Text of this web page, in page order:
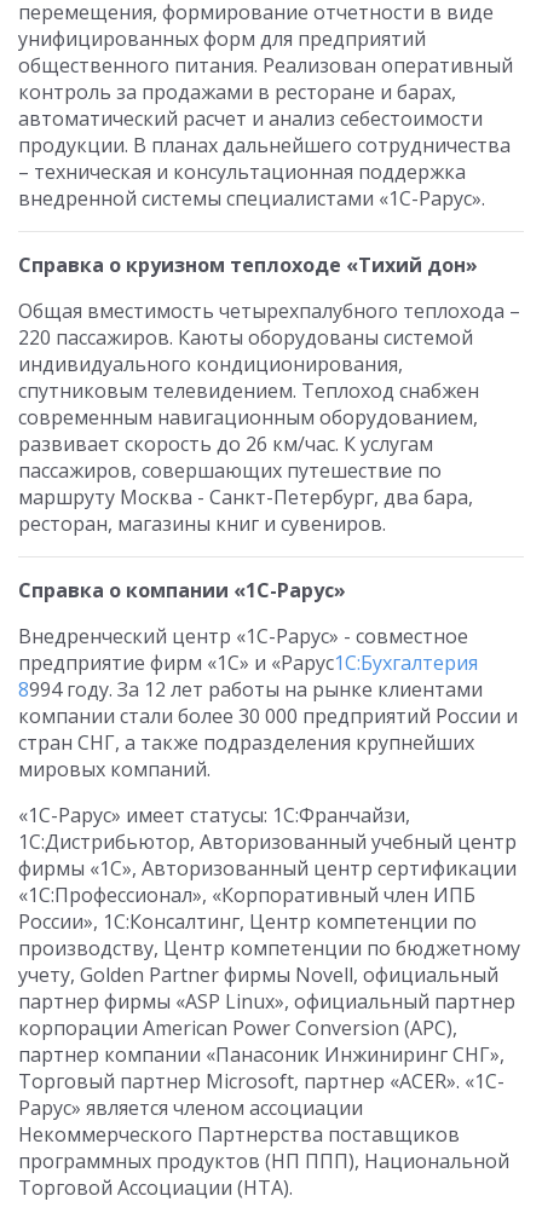
перемещения, формирование отчетности в виде
унифицированных форм для предприятий
общественного питания. Реализован оперативный
контроль за продажами в ресторане и барах,
автоматический расчет и анализ себестоимости
продукции. В планах дальнейшего сотрудничества
– техническая и консультационная поддержка
внедренной системы специалистами «1С-Рарус».
Справка о круизном теплоходе «Тихий дон»
Общая вместимость четырехпалубного теплохода –
220 пассажиров. Каюты оборудованы системой
индивидуального кондиционирования,
спутниковым телевидением. Теплоход снабжен
современным навигационным оборудованием,
развивает скорость до 26 км/час. К услугам
пассажиров, совершающих путешествие по
маршруту Москва - Санкт-Петербург, два бара,
ресторан, магазины книг и сувениров.
Справка о компании «1С-Рарус»
Внедренческий центр «1С-Рарус» - совместное
предприятие фирм «1С» и «Рарус1С:Бухгалтерия
8994 году. За 12 лет работы на рынке клиентами
компании стали более 30 000 предприятий России и
стран СНГ, а также подразделения крупнейших
мировых компаний.
«1С-Рарус» имеет статусы: 1С:Франчайзи,
1С:Дистрибьютор, Авторизованный учебный центр
фирмы «1С», Авторизованный центр сертификации
«1С:Профессионал», «Корпоративный член ИПБ
России», 1С:Консалтинг, Центр компетенции по
производству, Центр компетенции по бюджетному
учету, Golden Partner фирмы Novell, официальный
партнер фирмы «ASP Linux», официальный партнер
корпорации American Power Conversion (APC),
партнер компании «Панасоник Инжиниринг СНГ»,
Торговый партнер Microsoft, партнер «ACER». «1С-
Рарус» является членом ассоциации
Некоммерческого Партнерства поставщиков
программных продуктов (НП ППП), Национальной
Торговой Ассоциации (НТА).